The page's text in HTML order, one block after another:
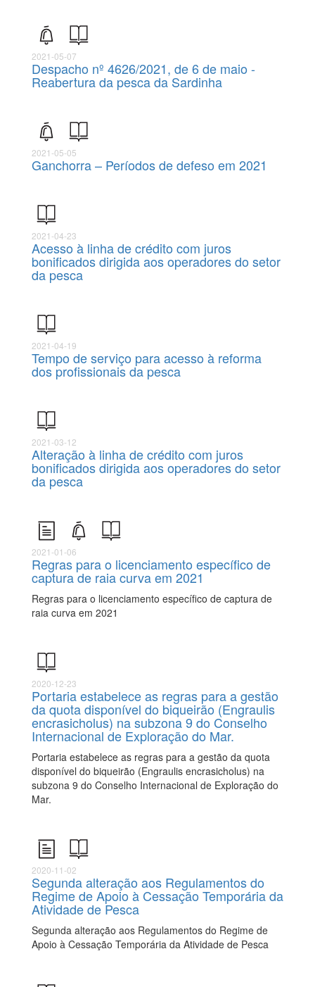
2021-05-07
Despacho nº 4626/2021, de 6 de maio -
Reabertura da pesca da Sardinha
2021-05-05
Ganchorra – Períodos de defeso em 2021
2021-04-23
Acesso à linha de crédito com juros
bonificados dirigida aos operadores do setor
da pesca
2021-04-19
Tempo de serviço para acesso à reforma
dos profissionais da pesca
2021-03-12
Alteração à linha de crédito com juros
bonificados dirigida aos operadores do setor
da pesca
2021-01-06
Regras para o licenciamento específico de
captura de raia curva em 2021
Regras para o licenciamento específico de captura de
raia curva em 2021
2020-12-23
Portaria estabelece as regras para a gestão
da quota disponível do biqueirão (Engraulis
encrasicholus) na subzona 9 do Conselho
Internacional de Exploração do Mar.
Portaria estabelece as regras para a gestão da quota
disponível do biqueirão (Engraulis encrasicholus) na
subzona 9 do Conselho Internacional de Exploração do
Mar.
2020-11-02
Segunda alteração aos Regulamentos do
Regime de Apoio à Cessação Temporária da
Atividade de Pesca
Segunda alteração aos Regulamentos do Regime de
Apoio à Cessação Temporária da Atividade de Pesca